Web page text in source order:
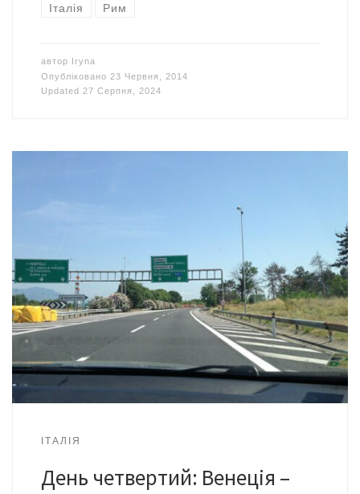
Італія Рим
автор Iryna
Опубліковано 23 Червня, 2014
Updated 27 Серпня, 2024
ІТАЛІЯ
День четвертий: Венеція –